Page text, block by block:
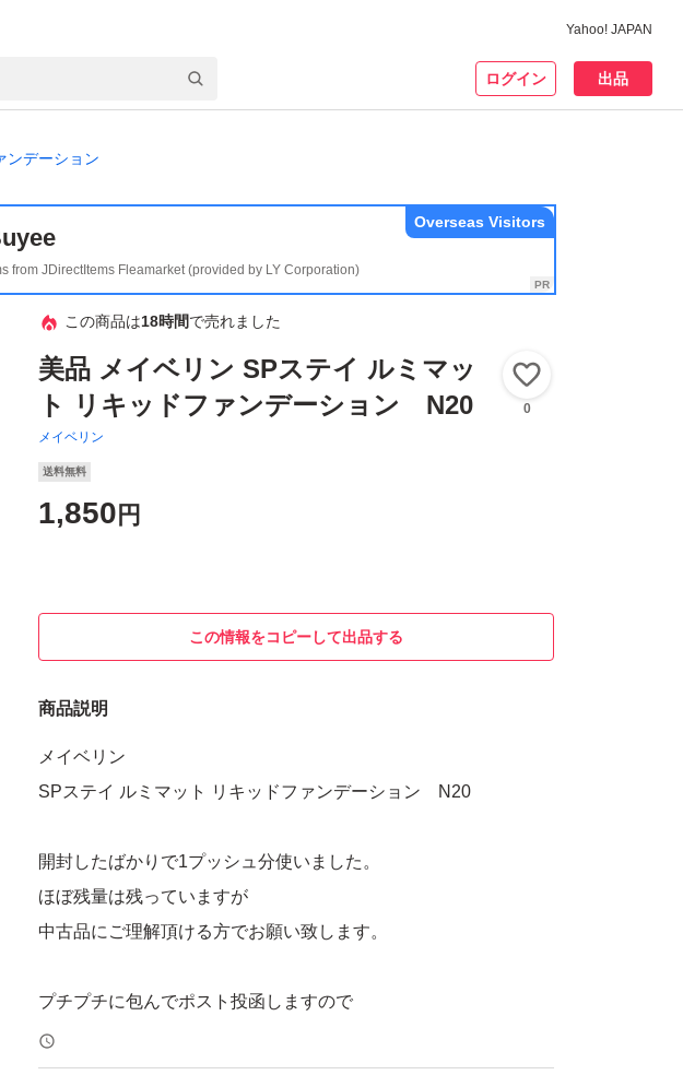
Yahoo! JAPAN
ログイン 出品
ンデーション
from JDirectItems Fleamarket (provided by LY Corporation)
Overseas Visitors
この商品は18時間で売れました
美品 メイベリン SPステイ ルミマッ
ト リキッドファンデーション N20
メイベリン
0
送料無料
1,850 円
この情報をコピーして出品する
商品説明
メイベリン
SPステイ ルミマット リキッドファンデーション N20
開封したばかりで1プッシュ分使いました。
ほぼ残量は残っていますが
中古品にご理解頂ける方でお願い致します。
プチプチに包んでポスト投函しますので
予めご了承下さい。